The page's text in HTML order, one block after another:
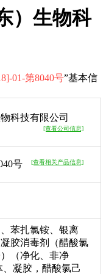
）生物科
01-第8040号”基本信
科技有限公司
[查看公司信息]
号 [查看相关产品信息]
苯扎氯铵、银离
胶消毒剂（醋酸氯
（净化、非净
凝胶，醋酸氯己